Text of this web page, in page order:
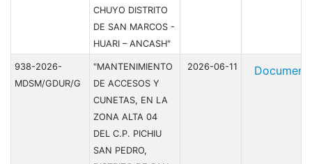
CHUYO DISTRITO
DE SAN MARCOS -
HUARI – ANCASH"
938-2026-
MDSM/GDUR/G
"MANTENIMIENTO
DE ACCESOS Y
CUNETAS, EN LA
ZONA ALTA 04
DEL C.P. PICHIU
SAN PEDRO,
2026-06-11